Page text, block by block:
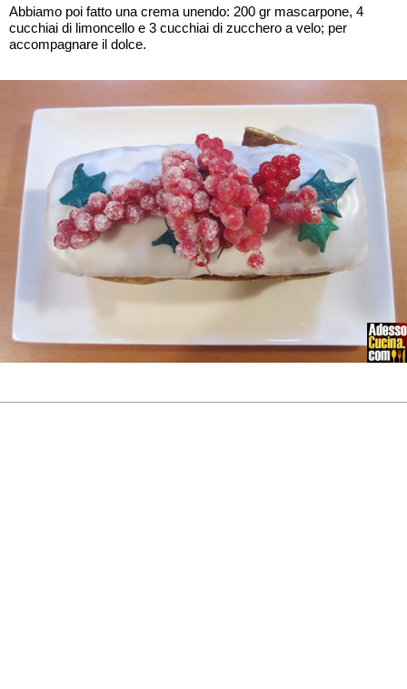
Abbiamo poi fatto una crema unendo: 200 gr mascarpone, 4
cucchiai di limoncello e 3 cucchiai di zucchero a velo; per
accompagnare il dolce.